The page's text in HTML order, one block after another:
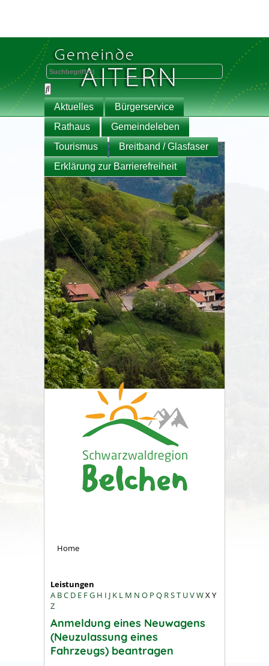
Aktuelles
Bürgerservice
Rathaus
Gemeindeleben
Tourismus
Breitband / Glasfaser
Erklärung zur Barrierefreiheit
Home
Leistungen
A BC D E FG H I J K L M N O P Q RST UVWXY
Z
Anmeldung eines Neuwagens
(Neuzulassung eines
Fahrzeugs) beantragen